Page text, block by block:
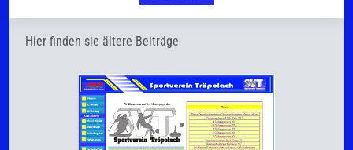
Hier finden sie ältere Beiträge